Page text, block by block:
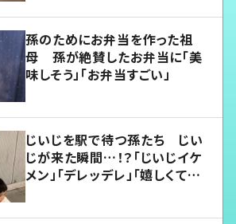
孫のためにお弁当を作った祖
母 孫が絶賛したお弁当に「美
味しそう」「お弁当すごい」
じいじを駅で待つ孫たち じい
じが来た瞬間…！？「じいじイケ
メン」「デレッデレ」「嬉しくて可